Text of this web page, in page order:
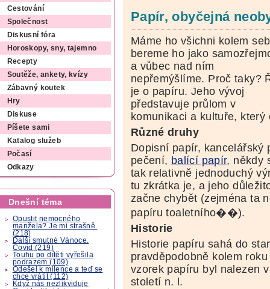
Cestování
Společnost
Diskusní fóra
Horoskopy, sny, tajemno
Recepty
Soutěže, ankety, kvízy
Zábavný koutek
Hry
Diskuse
Píšete sami
Katalog služeb
Počasí
Odkazy
Dnešní téma
Opustit nemocného
manžela? Je mi strašně.
(218)
Další smutné Vánoce.
Covid (219)
Touhu po dítěti vyřešila
podrazem (109)
Odešel k milence a teď se
chce vrátit (112)
Když nás nezlikviduje
Papír, obyčejná
Máme ho všichni kolem
bereme ho jako
a vůbec nad ním
nepřemýšlíme. Proč taky?
je o papíru. Jeho vývoj
představuje průlom v
komunikaci a kultuře, který
Různé druhy
Dopisní papír, kancelářský
pečení, balící papír, někdy
tak relativně jednoduchý
tu zkrátka je, a jeho
začne chybět (zejména ta
papíru toaletního��).
Historie
Historie papíru sahá do
pravděpodobně kolem
vzorek papíru byl nalezen
století n. l.